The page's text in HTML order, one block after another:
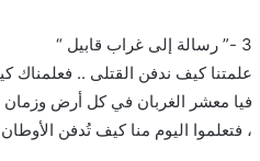
3 -” رسالة إلى غراب قابيل “
علمتنا كيف ندفن القتلى .. فعلمناك
فيا معشر الغربان في كل أرض وزمان
، فتعلموا اليوم منا كيف تُدفن